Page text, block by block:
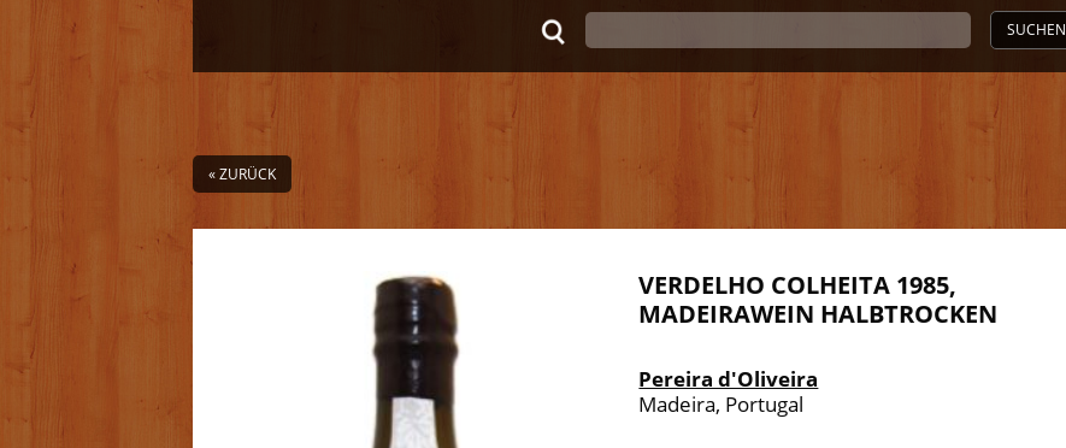
SUCHEN
« ZURÜCK
VERDELHO COLHEITA 1985,
MADEIRAWEIN HALBTROCKEN
Pereira d'Oliveira
Madeira, Portugal